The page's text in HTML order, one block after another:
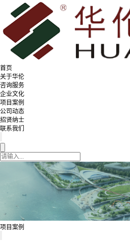
首页
关于华伦
咨询服务
企业文化
项目案例
公司动态
招贤纳士
联系我们
项目案例